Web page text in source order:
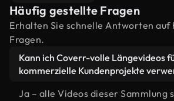
Häufig gestellte Fragen
Erhalten Sie schnelle Antworten
Fragen.
Kann ich Coverr-volle Längevideos
kommerzielle Kundenprojekte
Ja – alle Videos dieser Sammlung